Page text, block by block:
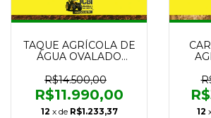
TAQUE AGRÍCOLA DE
ÁGUA OVALADO
6500L NOVO
R$14.500,00
R$11.990,00
12 x de R$1.233,37 12